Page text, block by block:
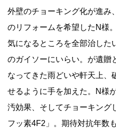
外壁のチョーキング化が進み
のリフォームを希望したN様
気になるところを全部治した
のガイソーにいらい。が遺贈
なってきた雨どいや軒天上、
せるように手を加えた。N様
汚効果、そしてチョーキング
フッ素4F2」。期待対抗年数